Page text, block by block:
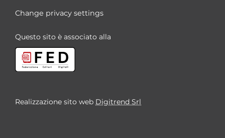
Change privacy settings
Questo sito è associato alla
Realizzazione sito web Digitrend Srl